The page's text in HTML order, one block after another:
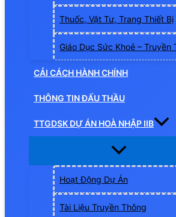
Thuốc, Vật Tư, Trang Thiết Bị
Giáo Dục Sức Khoẻ – Truyền
CẢI CÁCH HÀNH CHÍNH
THÔNG TIN ĐẤU THẦU
TTGDSK DỰ ÁN HOÀ NHẬP IIB
Hoạt Động Dự Án
Tài Liệu Truyền Thông